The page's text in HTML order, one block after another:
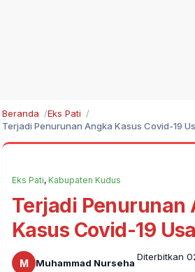
Beranda
Eks Pati
Terjadi Penurunan Angka Kasus Covid-19
Eks Pati, Kabupaten Kudus
Terjadi Penurunan
Kasus Covid-19
M Muhammad Nurseha
Diterbitkan